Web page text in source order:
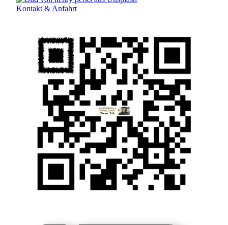
Kontakt & Anfahrt